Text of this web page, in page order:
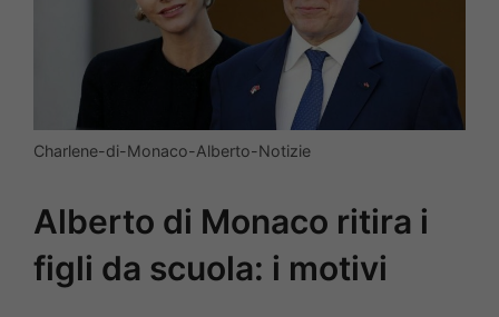
Charlene-di-Monaco-Alberto-Notizie
Alberto di Monaco ritira i
figli da scuola: i motivi